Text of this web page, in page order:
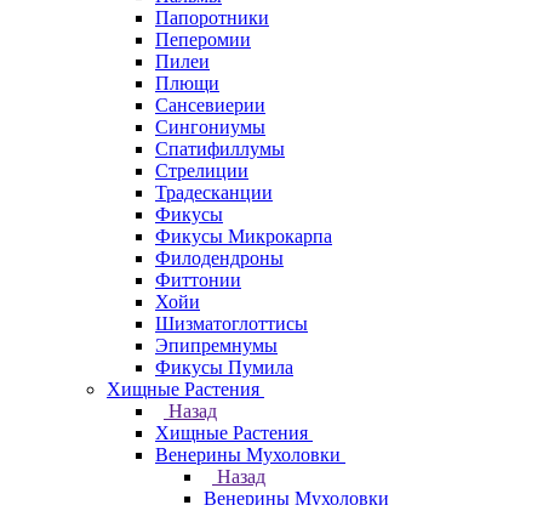
Папоротники
Пеперомии
Пилеи
Плющи
Сансевиерии
Сингониумы
Спатифиллумы
Стрелиции
Традесканции
Фикусы
Фикусы Микрокарпа
Филодендроны
Фиттонии
Хойи
Шизматоглоттисы
Эпипремнумы
Фикусы Пумила
Хищные Растения
Назад
Хищные Растения
Венерины Мухоловки
Назад
Венерины Мухоловки